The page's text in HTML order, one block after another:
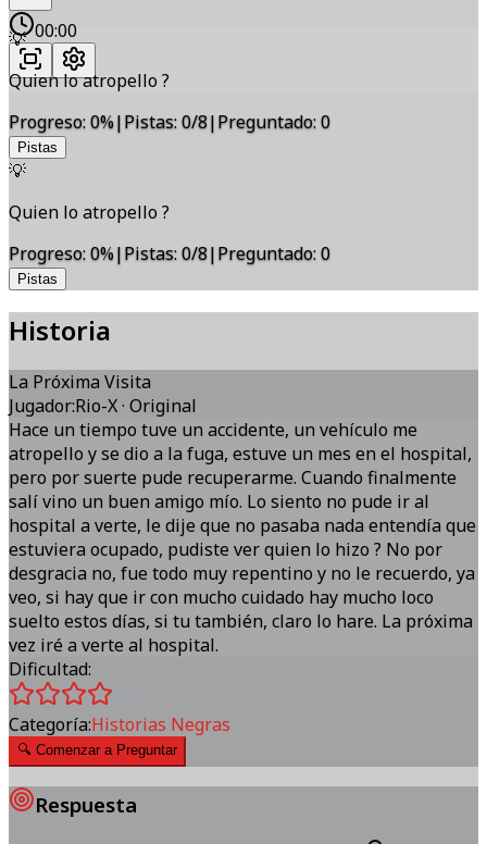
00:00
💡
Quien lo atropello ?
Progreso:0%|Pistas:0/8|Preguntado:0
Pistas
💡
Quien lo atropello ?
Progreso:0%|Pistas:0/8|Preguntado:0
Pistas
Historia
La Próxima Visita
Jugador:Rio-X· Original
Hace un tiempo tuve un accidente, un vehículo me
atropello y se dio a la fuga, estuve un mes en el hospital,
pero por suerte pude recuperarme. Cuando finalmente
salí vino un buen amigo mío. Lo siento no pude ir al
hospital a verte, le dije que no pasaba nada entendía que
estuviera ocupado, pudiste ver quien lo hizo ? No por
desgracia no, fue todo muy repentino y no le recuerdo, ya
veo, si hay que ir con mucho cuidado hay mucho loco
suelto estos días, si tu también, claro lo hare. La próxima
vez iré a verte al hospital.
Dificultad:
Categoría:Historias Negras
🔍 Comenzar a Preguntar
Respuesta